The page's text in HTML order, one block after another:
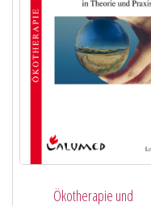
Ökotherapie und